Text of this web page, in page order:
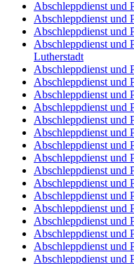
Abschleppdienst und
Abschleppdienst und
Abschleppdienst und
Abschleppdienst und
Lutherstadt
Abschleppdienst und
Abschleppdienst und
Abschleppdienst und
Abschleppdienst und
Abschleppdienst und
Abschleppdienst und
Abschleppdienst und
Abschleppdienst und
Abschleppdienst und
Abschleppdienst und
Abschleppdienst und
Abschleppdienst und
Abschleppdienst und
Abschleppdienst und
Abschleppdienst und
Abschleppdienst und